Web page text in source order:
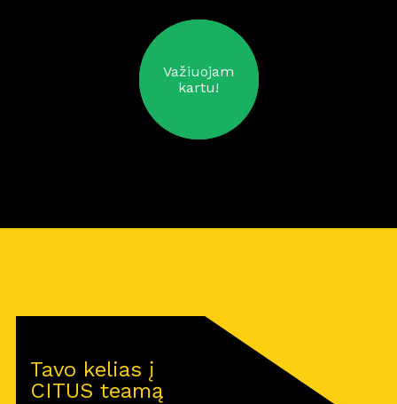
Važiuojam
kartu!
Tavo kelias į
CITUS teamą